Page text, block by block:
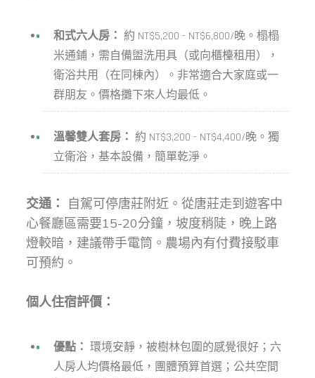
和式六人房： 約 NT$5,200 - NT$6,800/晚。榻榻
米通鋪，需自備盥洗用具（或向櫃檯租用），
衛浴共用（在同棟內）。非常適合大家庭或一
群朋友。價格攤下來人均最低。
溫馨雙人套房： 約 NT$3,200 - NT$4,400/晚。獨
立衛浴，基本設備，簡單乾淨。
交通：
自駕可停唐莊附近。從唐莊走到遊客中
心餐廳區需要15-20分鐘，坡度稍陡，晚上路
燈較暗，建議帶手電筒。農場內有付費接駁車
可預約。
個人住宿評價：
優點： 環境安靜，被樹林包圍的感覺很好；六
人房人均價格最低，團體預算首選；公共空間